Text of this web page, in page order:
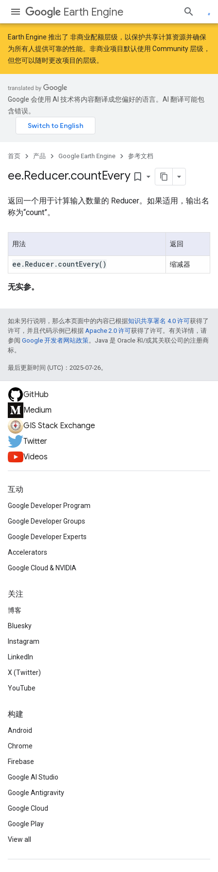
Earth Engine
Earth Engine 推出了 非商业配额层级 ，以保护共享计算资源并确保
为所有人提供可靠的性能。非商业项目默认使用 Community 层级，
但您可以随时更改项目的层级。
Google 会使用 AI 技术将内容翻译成您偏好的语言。AI 翻译可能包
含错误。
首页 产品 Google Earth Engine 参考文档
ee.Reducer.countEvery bookmark_border
返回一个用于计算输入数量的 Reducer。如果适用，输出名
称为“count”。
用法 返回
ee . Reducer. countEvery( ) 缩减器
无实参。
如未另行说明，那么本页面中的内容已根据知识共享署名 4.0 许可获得了
许可，并且代码示例已根据 Apache 2.0 许可获得了许可。有关详情，请
参阅 Google 开发者网站政策。Java 是 Oracle 和/或其关联公司的注册商
标。
最后更新时间 (UTC)：2025-07-26。
GitHub
Medium
GIS Stack Exchange
Twitter
Videos
互动
Google Developer Program
Google Developer Groups
Google Developer Experts
Accelerators
Google Cloud & NVIDIA
关注
博客
Bluesky
Instagram
LinkedIn
X (Twitter)
YouTube
构建
Android
Chrome
Firebase
Google AI Studio
Google Antigravity
Google Cloud
Google Play
View all